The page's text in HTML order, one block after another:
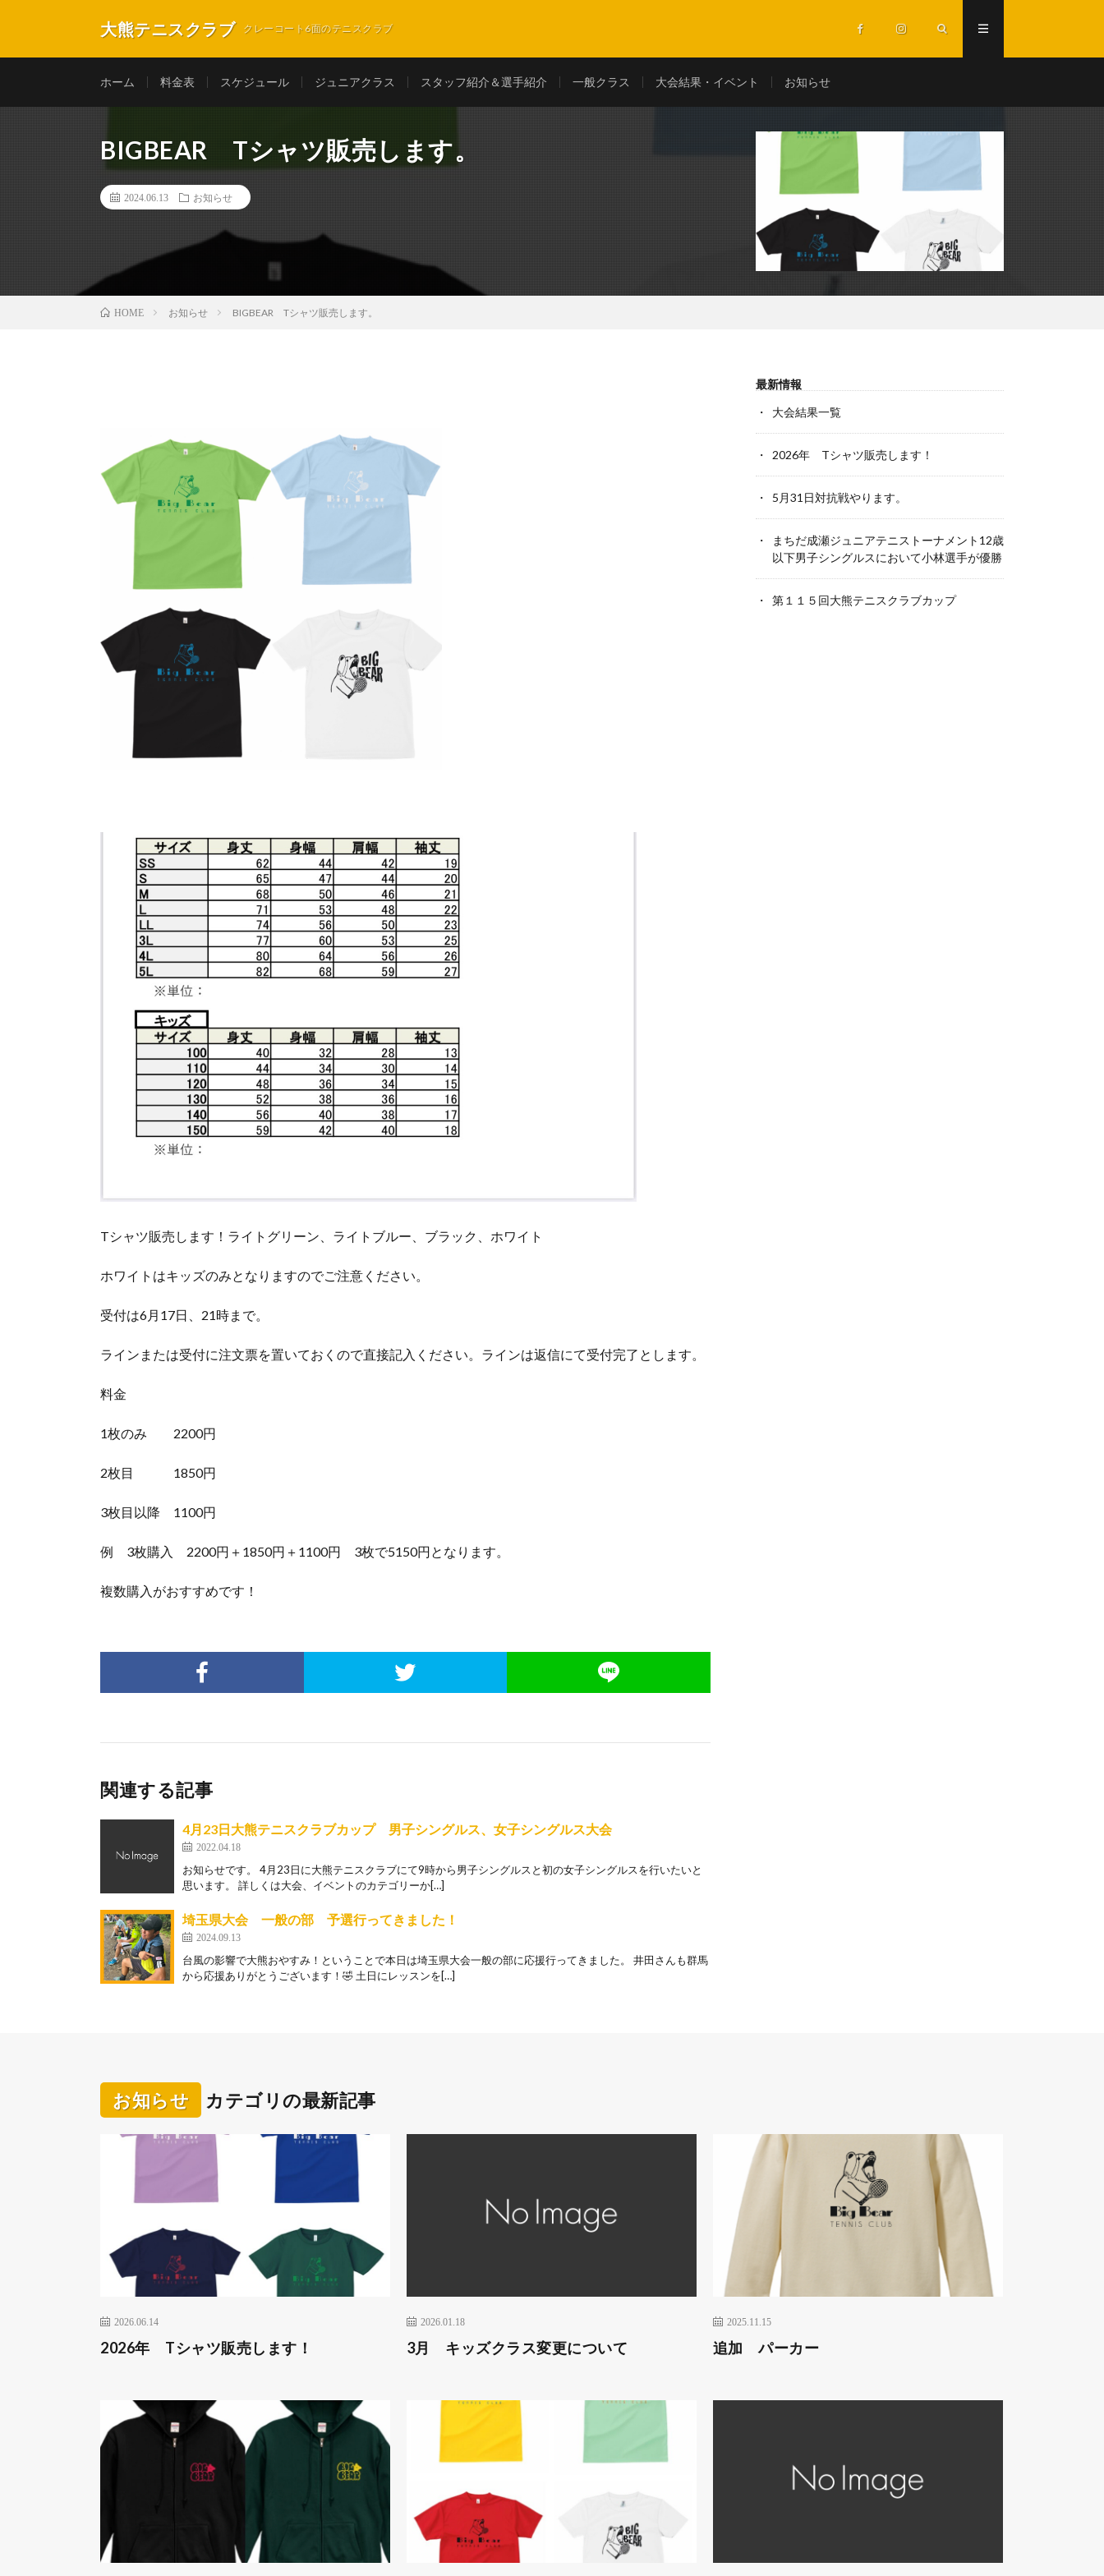
大熊テニスクラブ クレーコート6面のテニスクラブ
ホーム 料金表 スケジュール ジュニアクラス スタッフ紹介＆選手紹介 一般クラス 大会結果・イベント お知らせ
BIGBEAR Tシャツ販売します。
2024.06.13 お知らせ
HOME お知らせ BIGBEAR Tシャツ販売します。
Tシャツ販売します！ライトグリーン、ライトブルー、ブラック、ホワイト
ホワイトはキッズのみとなりますのでご注意ください。
受付は6月17日、21時まで。
ラインまたは受付に注文票を置いておくので直接記入ください。ラインは返信にて受付完了とします。
料金
1枚のみ 2200円
2枚目 1850円
3枚目以降 1100円
例 3枚購入 2200円＋1850円＋1100円 3枚で5150円となります。
複数購入がおすすめです！
関連する記事
4月23日大熊テニスクラブカップ 男子シングルス、女子シングルス大会
2022.04.18
お知らせです。 4月23日に大熊テニスクラブにて9時から男子シングルスと初の女子シングルスを行いたいと
思います。 詳しくは大会、イベントのカテゴリーか[…]
埼玉県大会 一般の部 予選行ってきました！
2024.09.13
台風の影響で大熊おやすみ！ということで本日は埼玉県大会一般の部に応援行ってきました。 井田さんも群馬
から応援ありがとうございます！🤣 土日にレッスンを[…]
最新情報
大会結果一覧
2026年 Tシャツ販売します！
5月31日対抗戦やります。
まちだ成瀬ジュニアテニストーナメント12歳
以下男子シングルスにおいて小林選手が優勝
第１１５回大熊テニスクラブカップ
お知らせ カテゴリの最新記事
2026.06.14
2026年 Tシャツ販売します！
2026.01.18
3月 キッズクラス変更について
2025.11.15
追加 パーカー